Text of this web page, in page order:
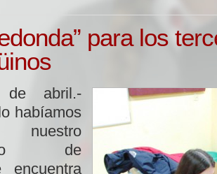
para los
de abril.-
habíamos
nuestro
de
encuentra